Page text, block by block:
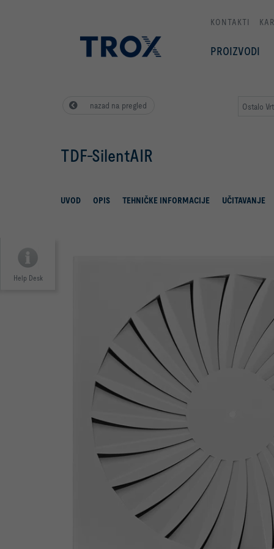
KONTAKTI
PROIZVODI
nazad na pregled Ostalo
TDF-SilentAIR
UVOD OPIS TEHNIČKE INFORMACIJE UČITAVANJE
Help Desk